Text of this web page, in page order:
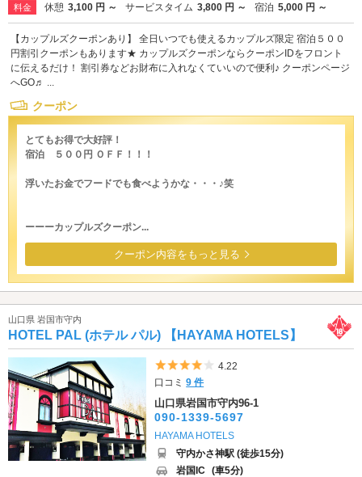
料金 休憩 3,100 円 ～ サービスタイム 3,800 円 ～ 宿泊 5,000 円 ～
【カップルズクーポンあり】 全日いつでも使えるカップルズ限定 宿泊５００
円割引クーポンもあります★ カップルズクーポンならクーポンIDをフロント
に伝えるだけ！ 割引券などお財布に入れなくていいので便利♪ クーポンページ
へGO♬ ...
クーポン
とてもお得で大好評！
宿泊 ５００円 ＯＦＦ！！！
浮いたお金でフードでも食べようかな・・・♪笑
ーーーカップルズクーポン...
クーポン内容をもっと見る
山口県 岩国市守内
HOTEL PAL (ホテル パル) 【HAYAMA HOTELS】
5つ星のうち4
4.22
口コミ9 件
山口県岩国市守内96-1
090-1339-5697
HAYAMA HOTELS
守内かさ神駅 (徒歩15分)
岩国IC (車5分)